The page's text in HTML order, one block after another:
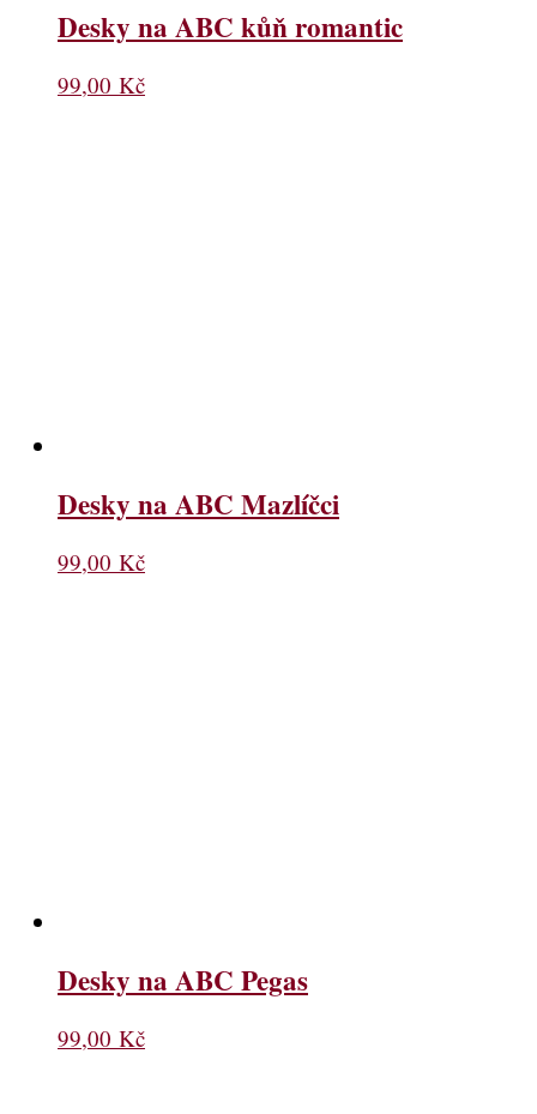
Desky na ABC kůň romantic
99,00 Kč
Desky na ABC Mazlíčci
99,00 Kč
Desky na ABC Pegas
99,00 Kč